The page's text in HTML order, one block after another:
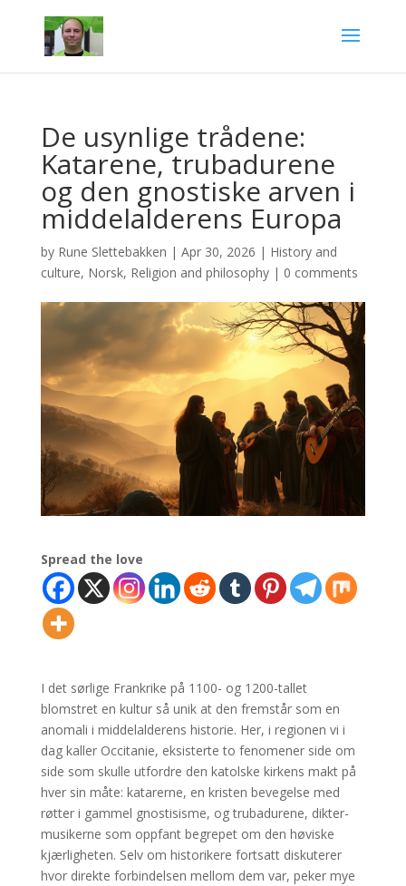
De usynlige trådene:
Katarene, trubadurene
og den gnostiske arven i
middelalderens Europa
by Rune Slettebakken | Apr 30, 2026 | History and
culture, Norsk, Religion and philosophy| 0 comments
Spread the love
I det sørlige Frankrike på 1100- og 1200-tallet
blomstret en kultur så unik at den fremstår som en
anomali i middelalderens historie. Her, i regionen vi i
dag kaller Occitanie, eksisterte to fenomener side om
side som skulle utfordre den katolske kirkens makt på
hver sin måte: katarerne, en kristen bevegelse med
røtter i gammel gnostisisme, og trubadurene, dikter-
musikerne som oppfant begrepet om den høviske
kjærligheten. Selv om historikere fortsatt diskuterer
hvor direkte forbindelsen mellom dem var, peker mye